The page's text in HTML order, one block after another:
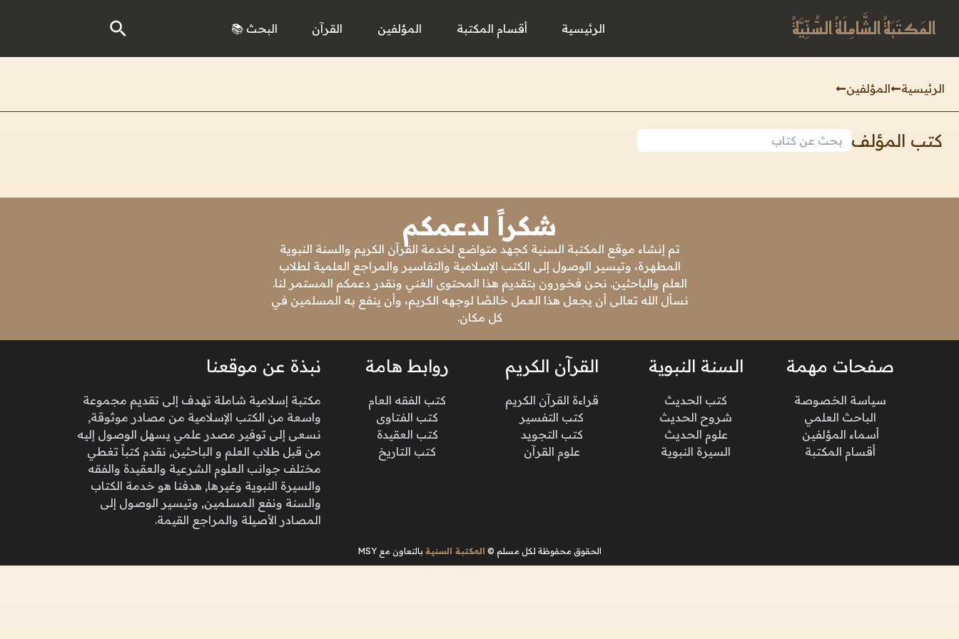
المَكتَبَةُ الشَّامِلَةُ السُّنِّيَّةُ الرئيسية أقسام المكتبة المؤلفين القرآن البحث 📚
الرئيسية المؤلفين
كتب المؤلف
شكراً لدعمكم
تم إنشاء موقع المكتبة السنية كجهد متواضع لخدمة القرآن الكريم والسنة النبوية
المطهرة، وتيسير الوصول إلى الكتب الإسلامية والتفاسير والمراجع العلمية لطلاب
العلم والباحثين. نحن فخورون بتقديم هذا المحتوى الغني ونقدر دعمكم المستمر لنا.
نسأل الله تعالى أن يجعل هذا العمل خالصًا لوجهه الكريم، وأن ينفع به المسلمين في
كل مكان.
صفحات مهمة
سياسة الخصوصة
الباحث العلمي
أسماء المؤلفين
أقسام المكتبة
السنة النبوية
كتب الحديث
شروح الحديث
علوم الحديث
السيرة النبوية
القرآن الكريم
قراءة القرآن الكريم
كتب التفسير
كتب التجويد
علوم القرآن
روابط هامة
كتب الفقه العام
كتب الفتاوى
كتب العقيدة
كتب التاريخ
نبذة عن موقعنا
مكتبة إسلامية شاملة تهدف إلى تقديم مجموعة
واسعة من الكتب الإسلامية من مصادر موثوقة,
نسعى إلى توفير مصدر علمي يسهل الوصول إليه
من قبل طلاب العلم و الباحثين, نقدم كتباً تغطي
مختلف جوانب العلوم الشرعية والعقيدة والفقه
والسيرة النبوية وغيرها, هدفنا هو خدمة الكتاب
والسنة ونفع المسلمين, وتيسير الوصول إلى
المصادر الأصيلة والمراجع القيمة.
الحقوق محفوظة لكل مسلم © المكتبة السنية بالتعاون مع MSY